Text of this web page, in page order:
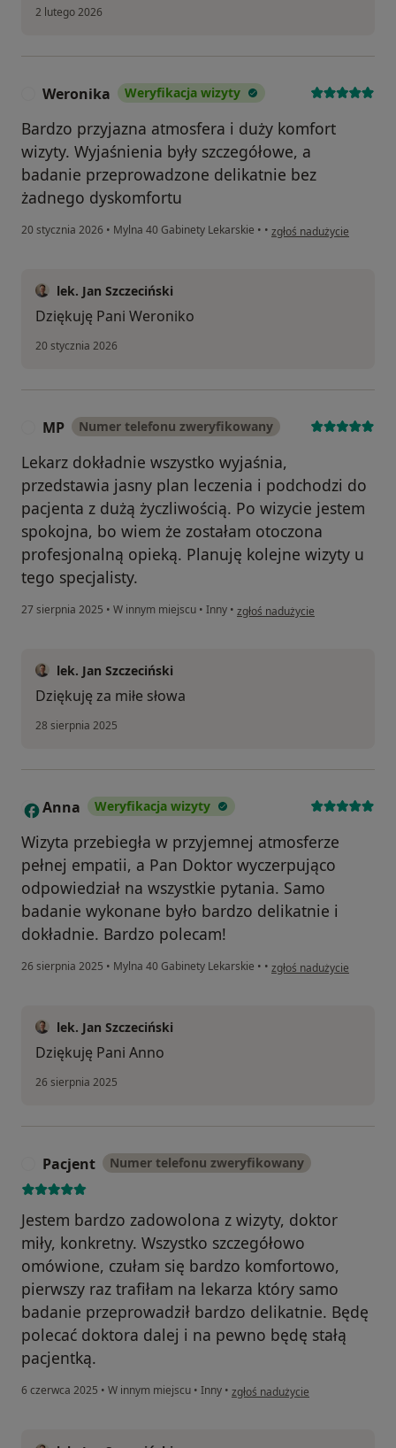
2 lutego 2026
Weronika Weryfikacja wizyty
Bardzo przyjazna atmosfera i duży komfort
wizyty. Wyjaśnienia były szczegółowe, a
badanie przeprowadzone delikatnie bez
żadnego dyskomfortu
20 stycznia 2026 • Mylna 40 Gabinety Lekarskie • • w opinii użytkownika
zgłoś nadużycie
lek. Jan Szczeciński
Dziękuję Pani Weroniko
20 stycznia 2026
MP Numer telefonu zweryfikowany
Lekarz dokładnie wszystko wyjaśnia,
przedstawia jasny plan leczenia i podchodzi do
pacjenta z dużą życzliwością. Po wizycie jestem
spokojna, bo wiem że zostałam otoczona
profesjonalną opieką. Planuję kolejne wizyty u
tego specjalisty.
27 sierpnia 2025 • W innym miejscu • Inny • w opinii użytkownika MP
zgłoś nadużycie
lek. Jan Szczeciński
Dziękuję za miłe słowa
28 sierpnia 2025
A Anna Weryfikacja wizyty
Wizyta przebiegła w przyjemnej atmosferze
pełnej empatii, a Pan Doktor wyczerpująco
odpowiedział na wszystkie pytania. Samo
badanie wykonane było bardzo delikatnie i
dokładnie. Bardzo polecam!
26 sierpnia 2025 • Mylna 40 Gabinety Lekarskie • • w opinii użytkownika
zgłoś nadużycie
lek. Jan Szczeciński
Dziękuję Pani Anno
26 sierpnia 2025
Pacjent Numer telefonu zweryfikowany
Jestem bardzo zadowolona z wizyty, doktor
miły, konkretny. Wszystko szczegółowo
omówione, czułam się bardzo komfortowo,
pierwszy raz trafiłam na lekarza który samo
badanie przeprowadził bardzo delikatnie. Będę
polecać doktora dalej i na pewno będę stałą
pacjentką.
6 czerwca 2025 • W innym miejscu • Inny • w opinii użytkownika Pacjent
zgłoś nadużycie